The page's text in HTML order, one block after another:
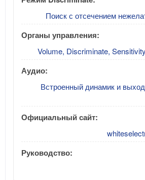
Поиск с отсечением
Органы управления:
Volume, Discriminate,
Аудио:
Встроенный динамик и
Официальный сайт:
Руководство: